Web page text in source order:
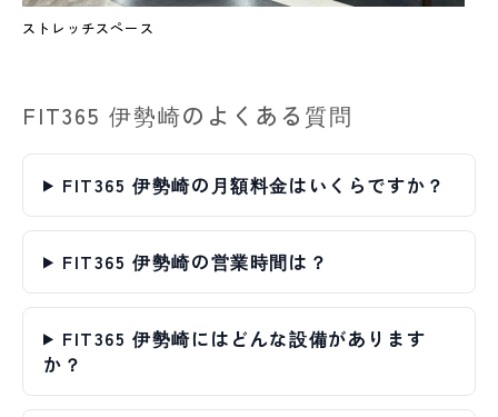
ストレッチスペース
FIT365 伊勢崎のよくある質問
FIT365 伊勢崎の月額料金はいくらですか？
FIT365 伊勢崎の営業時間は？
FIT365 伊勢崎にはどんな設備があります
か？